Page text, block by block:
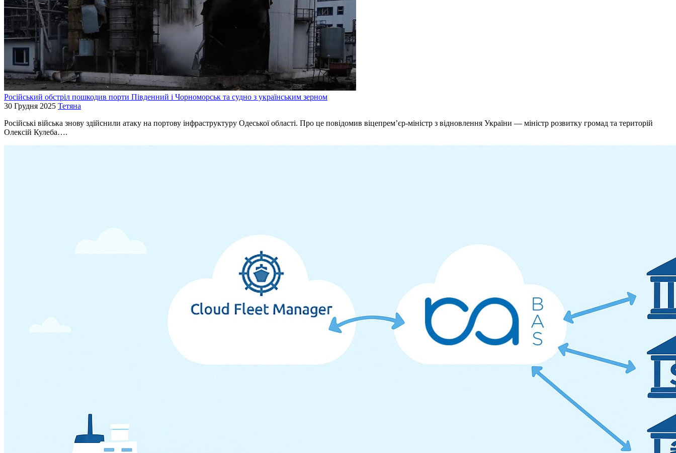
Російський обстріл пошкодив порти Південний і Чорноморськ та судно з українським зерном
30 Грудня 2025 Тетяна
Російські війська знову здійснили атаку на портову інфраструктуру Одеської області. Про це повідомив віцепрем’єр-міністр з відновлення України — міністр розвитку громад та територій
Олексій Кулеба….